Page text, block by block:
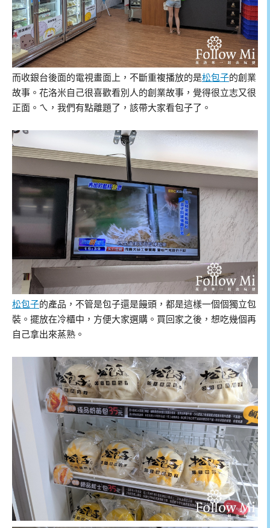
而收銀台後面的電視畫面上，不斷重複播放的是松包子的創業
故事。花洛米自己很喜歡看別人的創業故事，覺得很立志又很
正面。ㄟ，我們有點離題了，該帶大家看包子了。
松包子的產品，不管是包子還是饅頭，都是這樣一個個獨立包
裝。擺放在冷櫃中，方便大家選購。買回家之後，想吃幾個再
自己拿出來蒸熟。